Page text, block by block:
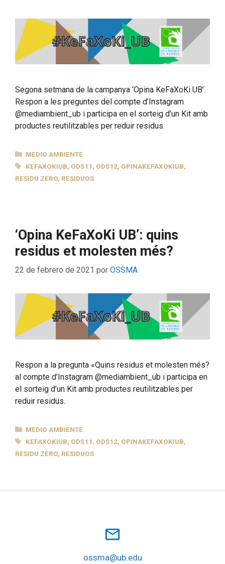
Segona setmana de la campanya ‘Opina KeFaXoKi UB’.
Respon a les preguntes del compte d’Instagram
@mediambient_ub i participa en el sorteig d’un Kit amb
productes reutilitzables per reduir residus.
CATEGORÍAS
MEDIO AMBIENTE
ETIQUETAS
KEFAXOKIUB, ODS11, ODS12, OPINAKEFAXOKIUB,
RESIDU ZERO, RESIDUOS
‘Opina KeFaXoKi UB’: quins
residus et molesten més?
22 de febrero de 2021 por OSSMA
Respon a la pregunta «Quins residus et molesten més?
al compte d’Instagram @mediambient_ub i participa en
el sorteig d’un Kit amb productes reutilitzables per
reduir residus.
CATEGORÍAS
MEDIO AMBIENTE
ETIQUETAS
KEFAXOKIUB, ODS11, ODS12, OPINAKEFAXOKIUB,
RESIDU ZERO, RESIDUOS
mail_outline
ossma@ub.edu